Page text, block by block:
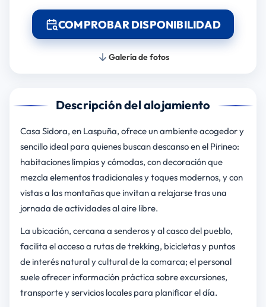
COMPROBAR DISPONIBILIDAD
Galería de fotos
Descripción del alojamiento
Casa Sidora, en Laspuña, ofrece un ambiente acogedor y
sencillo ideal para quienes buscan descanso en el Pirineo:
habitaciones limpias y cómodas, con decoración que
mezcla elementos tradicionales y toques modernos, y con
vistas a las montañas que invitan a relajarse tras una
jornada de actividades al aire libre.
La ubicación, cercana a senderos y al casco del pueblo,
facilita el acceso a rutas de trekking, bicicletas y puntos
de interés natural y cultural de la comarca; el personal
suele ofrecer información práctica sobre excursiones,
transporte y servicios locales para planificar el día.